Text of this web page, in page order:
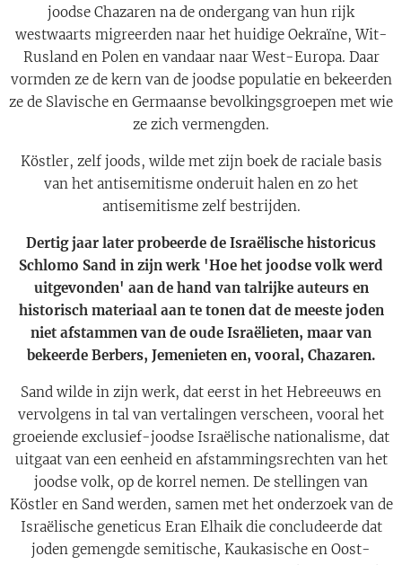
joodse Chazaren na de ondergang van hun rijk
westwaarts migreerden naar het huidige Oekraïne, Wit-
Rusland en Polen en vandaar naar West-Europa. Daar
vormden ze de kern van de joodse populatie en bekeerden
ze de Slavische en Germaanse bevolkingsgroepen met wie
ze zich vermengden.
Köstler, zelf joods, wilde met zijn boek de raciale basis
van het antisemitisme onderuit halen en zo het
antisemitisme zelf bestrijden.
Dertig jaar later probeerde de Israëlische historicus
Schlomo Sand in zijn werk 'Hoe het joodse volk werd
uitgevonden' aan de hand van talrijke auteurs en
historisch materiaal aan te tonen dat de meeste joden
niet afstammen van de oude Israëlieten, maar van
bekeerde Berbers, Jemenieten en, vooral, Chazaren.
Sand wilde in zijn werk, dat eerst in het Hebreeuws en
vervolgens in tal van vertalingen verscheen, vooral het
groeiende exclusief-joodse Israëlische nationalisme, dat
uitgaat van een eenheid en afstammingsrechten van het
joodse volk, op de korrel nemen. De stellingen van
Köstler en Sand werden, samen met het onderzoek van de
Israëlische geneticus Eran Elhaik die concludeerde dat
joden gemengde semitische, Kaukasische en Oost-